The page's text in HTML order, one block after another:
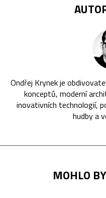
Ondřej Krynek je
konceptů, moderní
inovativních technologií,
hudby a
MOHLO